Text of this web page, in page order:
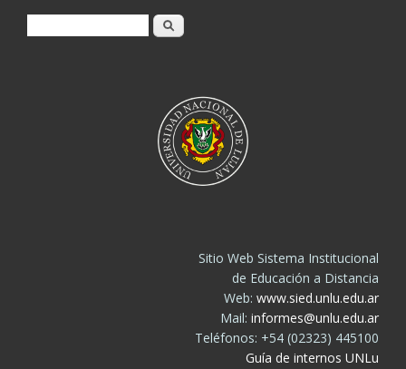
Buscar
Sitio Web Sistema Institucional
de Educación a Distancia
Web: www.sied.unlu.edu.ar
Mail: informes@unlu.edu.ar
Teléfonos: +54 (02323) 445100
Guía de internos UNLu